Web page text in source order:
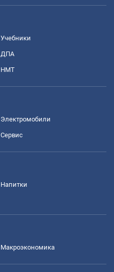
Учебники
ДПА
НМТ
Электромобили
Сервис
Напитки
Mакроэкономика